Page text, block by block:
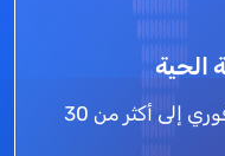
الحية
إمكانية ترجمة موقعك بشكل فوري إلى أكثر من 30